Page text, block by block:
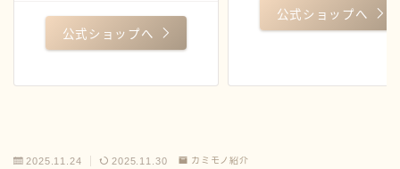
公式ショップへ
公式ショップへ
2025.11.24 2025.11.30 カミモノ紹介